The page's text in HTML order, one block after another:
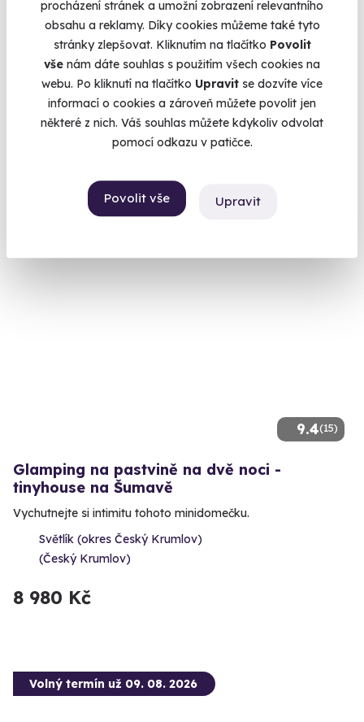
procházení stránek a umožní zobrazení relevantního
obsahu a reklamy. Díky cookies můžeme také tyto
stránky zlepšovat. Kliknutím na tlačítko Povolit
vše nám dáte souhlas s použitím všech cookies na
webu. Po kliknutí na tlačítko Upravit se dozvíte více
informací o cookies a zároveň můžete povolit jen
některé z nich. Váš souhlas můžete kdykoliv odvolat
pomocí odkazu v patičce.
Povolit vše Upravit
Glamping na dvě noci - tiny house u Lipna s
vinotékou
Malý domek pro velký zážitek
(Český Krumlov)
9.4(15)
Glamping na pastvině na dvě noci -
tinyhouse na Šumavě
Vychutnejte si intimitu tohoto minidomečku.
Světlík (okres Český Krumlov)
(Český Krumlov)
8 980 Kč
Volný termín už 09. 08. 2026